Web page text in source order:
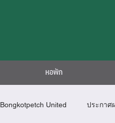
หอพัก
Bongkotpetch United ประกาศ